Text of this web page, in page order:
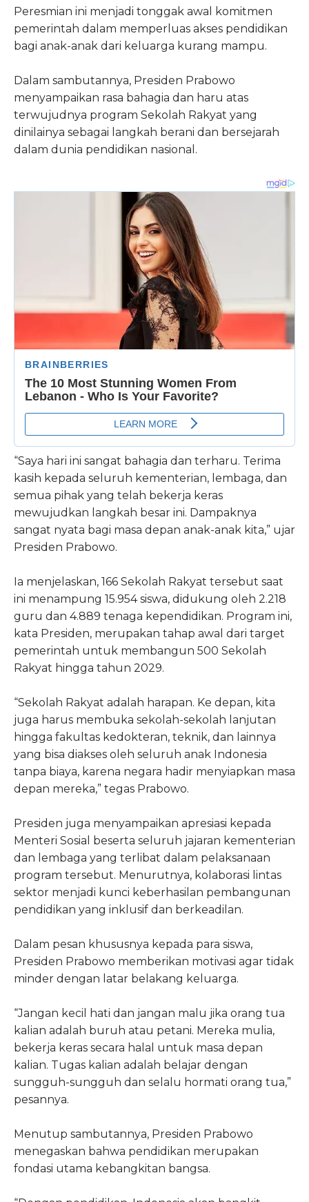
Peresmian ini menjadi tonggak awal komitmen
pemerintah dalam memperluas akses pendidikan
bagi anak-anak dari keluarga kurang mampu.
Dalam sambutannya, Presiden Prabowo
menyampaikan rasa bahagia dan haru atas
terwujudnya program Sekolah Rakyat yang
dinilainya sebagai langkah berani dan bersejarah
dalam dunia pendidikan nasional.
“Saya hari ini sangat bahagia dan terharu. Terima
kasih kepada seluruh kementerian, lembaga, dan
semua pihak yang telah bekerja keras
mewujudkan langkah besar ini. Dampaknya
sangat nyata bagi masa depan anak-anak kita,” ujar
Presiden Prabowo.
Ia menjelaskan, 166 Sekolah Rakyat tersebut saat
ini menampung 15.954 siswa, didukung oleh 2.218
guru dan 4.889 tenaga kependidikan. Program ini,
kata Presiden, merupakan tahap awal dari target
pemerintah untuk membangun 500 Sekolah
Rakyat hingga tahun 2029.
“Sekolah Rakyat adalah harapan. Ke depan, kita
juga harus membuka sekolah-sekolah lanjutan
hingga fakultas kedokteran, teknik, dan lainnya
yang bisa diakses oleh seluruh anak Indonesia
tanpa biaya, karena negara hadir menyiapkan masa
depan mereka,” tegas Prabowo.
Presiden juga menyampaikan apresiasi kepada
Menteri Sosial beserta seluruh jajaran kementerian
dan lembaga yang terlibat dalam pelaksanaan
program tersebut. Menurutnya, kolaborasi lintas
sektor menjadi kunci keberhasilan pembangunan
pendidikan yang inklusif dan berkeadilan.
Dalam pesan khususnya kepada para siswa,
Presiden Prabowo memberikan motivasi agar tidak
minder dengan latar belakang keluarga.
“Jangan kecil hati dan jangan malu jika orang tua
kalian adalah buruh atau petani. Mereka mulia,
bekerja keras secara halal untuk masa depan
kalian. Tugas kalian adalah belajar dengan
sungguh-sungguh dan selalu hormati orang tua,”
pesannya.
Menutup sambutannya, Presiden Prabowo
menegaskan bahwa pendidikan merupakan
fondasi utama kebangkitan bangsa.